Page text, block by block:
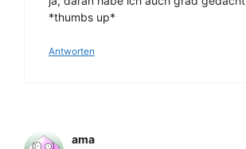
*thumbs up*
Antworten
ama